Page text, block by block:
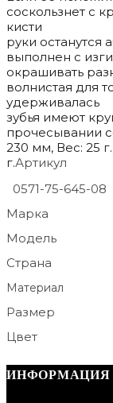
соскользнет с
кисти
руки останутся
выполнен с
окрашивать
волнистая для
удерживалась
зубья имеют
прочесывании
230 мм, Вес: 25
г.Артикул
0571-75-645-08
Марка
Модель
Страна
Материал
Размер
Цвет
ИНФОРМАЦИЯ